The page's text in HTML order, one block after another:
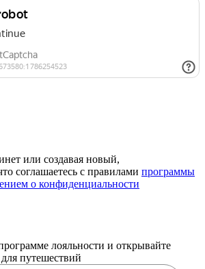
или создавая новый,
соглашаетесь с правилами программы
о конфиденциальности
лояльности и открывайте
путешествий